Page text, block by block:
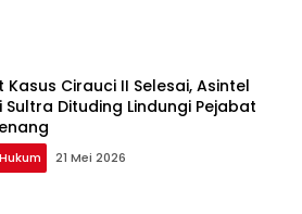
Kasus Cirauci II Selesai, Asintel
Sultra Dituding Lindungi Pejabat
21 Mei 2026